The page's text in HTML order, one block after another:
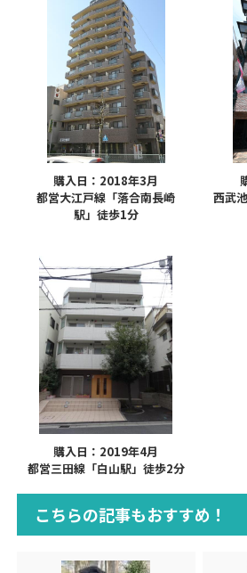
購入日：2018年3月
都営大江戸線「落合南長崎
駅」徒歩1分
西武
購入日：2019年4月
都営三田線「白山駅」徒歩2分
こちらの記事もおすすめ！